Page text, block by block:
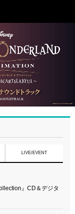
LIVE/EVENT
』CD＆デジタ